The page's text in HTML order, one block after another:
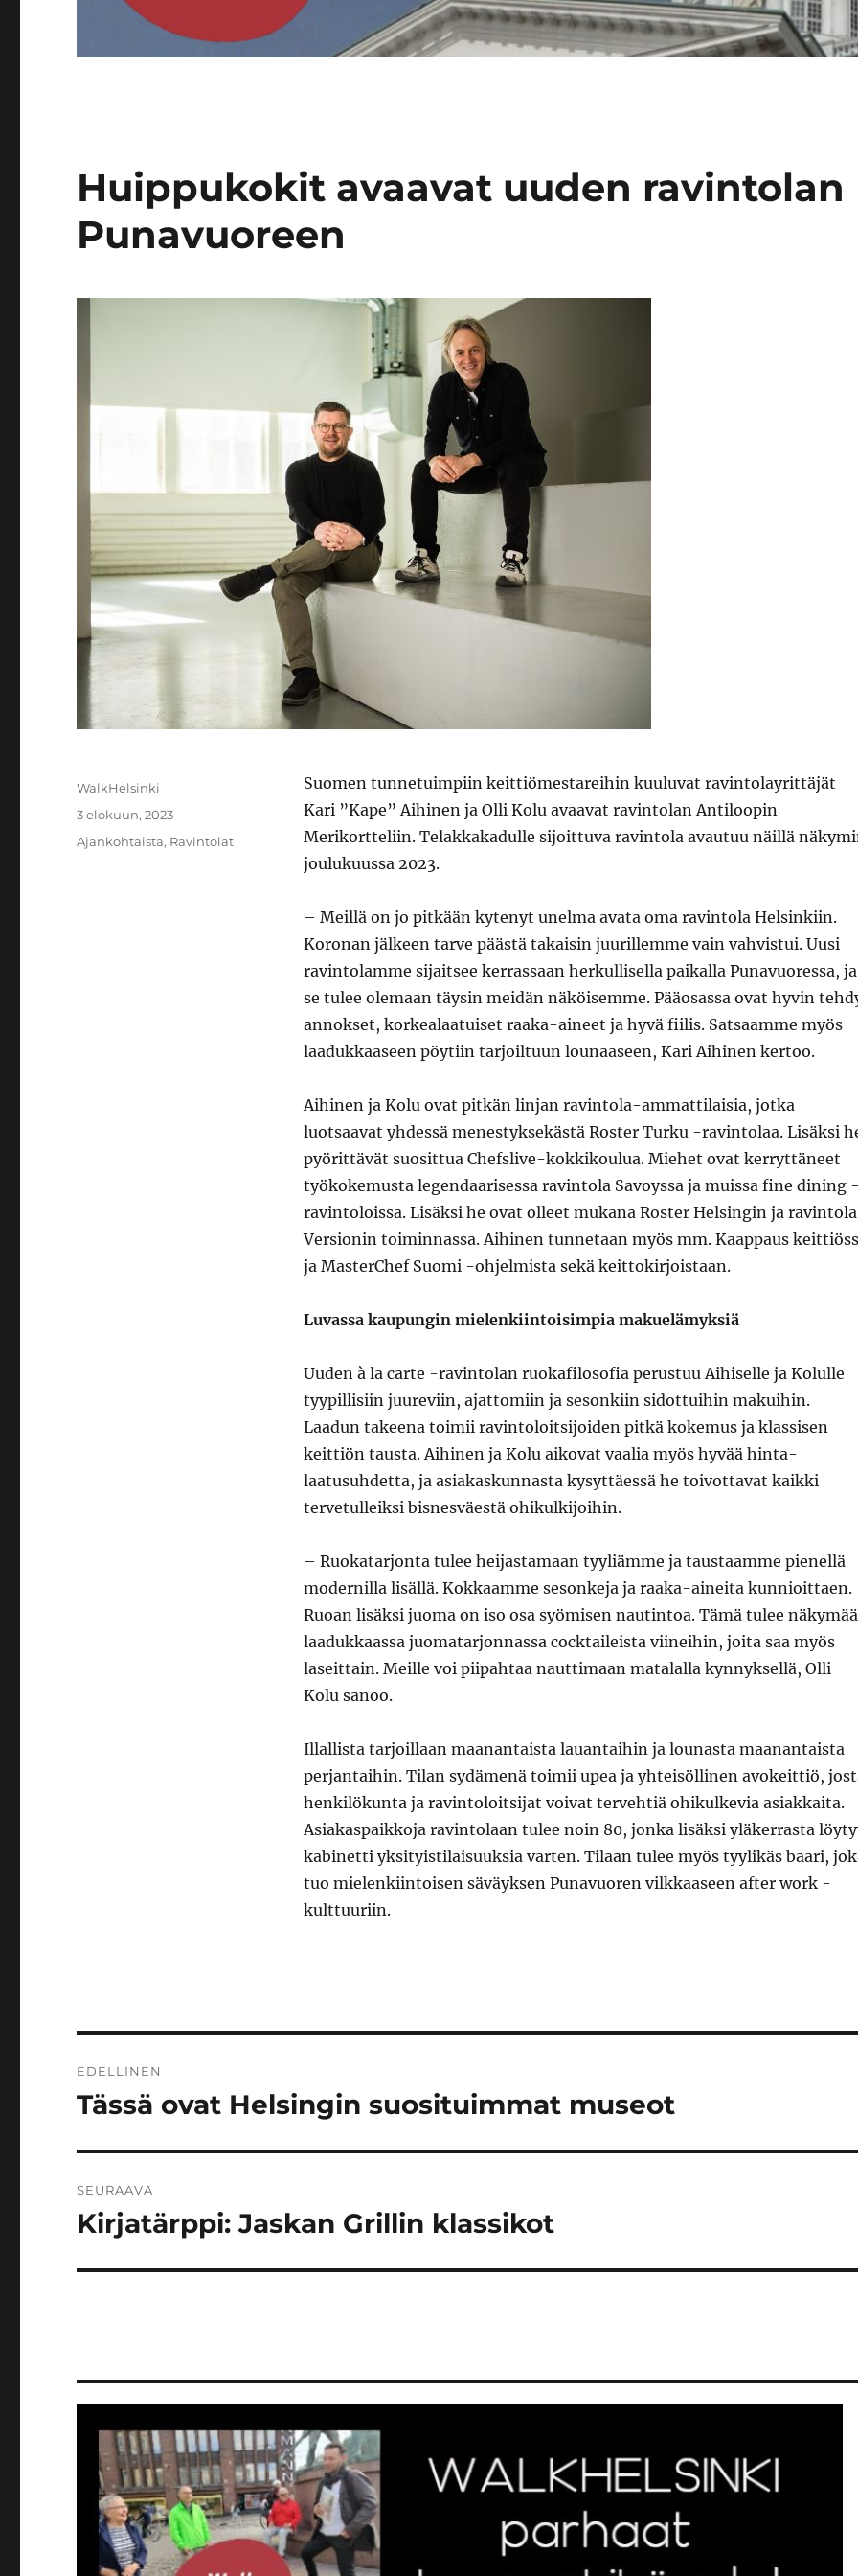
Huippukokit avaavat uuden ravintolan
Punavuoreen
Suomen tunnetuimpiin keittiömestareihin kuuluvat ravintolayrittäjät
Kari ”Kape” Aihinen ja Olli Kolu avaavat ravintolan Antiloopin
Merikortteliin. Telakkakadulle sijoittuva ravintola avautuu näillä
joulukuussa 2023.
– Meillä on jo pitkään kytenyt unelma avata oma ravintola Helsinkiin.
Koronan jälkeen tarve päästä takaisin juurillemme vain vahvistui. Uusi
ravintolamme sijaitsee kerrassaan herkullisella paikalla Punavuoressa, ja
se tulee olemaan täysin meidän näköisemme. Pääosassa ovat hyvin
annokset, korkealaatuiset raaka-aineet ja hyvä fiilis. Satsaamme myös
laadukkaaseen pöytiin tarjoiltuun lounaaseen, Kari Aihinen kertoo.
Aihinen ja Kolu ovat pitkän linjan ravintola-ammattilaisia, jotka
luotsaavat yhdessä menestyksekästä Roster Turku -ravintolaa. Lisäksi
pyörittävät suosittua Chefslive-kokkikoulua. Miehet ovat kerryttäneet
työkokemusta legendaarisessa ravintola Savoyssa ja muissa fine dining
ravintoloissa. Lisäksi he ovat olleet mukana Roster Helsingin ja ravintola
Versionin toiminnassa. Aihinen tunnetaan myös mm. Kaappaus
ja MasterChef Suomi -ohjelmista sekä keittokirjoistaan.
Luvassa kaupungin mielenkiintoisimpia makuelämyksiä
Uuden à la carte -ravintolan ruokafilosofia perustuu Aihiselle ja Kolulle
tyypillisiin juureviin, ajattomiin ja sesonkiin sidottuihin makuihin.
Laadun takeena toimii ravintoloitsijoiden pitkä kokemus ja klassisen
keittiön tausta. Aihinen ja Kolu aikovat vaalia myös hyvää hinta-
laatusuhdetta, ja asiakaskunnasta kysyttäessä he toivottavat kaikki
tervetulleiksi bisnesväestä ohikulkijoihin.
– Ruokatarjonta tulee heijastamaan tyyliämme ja taustaamme pienellä
modernilla lisällä. Kokkaamme sesonkeja ja raaka-aineita kunnioittaen.
Ruoan lisäksi juoma on iso osa syömisen nautintoa. Tämä tulee
laadukkaassa juomatarjonnassa cocktaileista viineihin, joita saa myös
laseittain. Meille voi piipahtaa nauttimaan matalalla kynnyksellä, Olli
Kolu sanoo.
Illallista tarjoillaan maanantaista lauantaihin ja lounasta maanantaista
perjantaihin. Tilan sydämenä toimii upea ja yhteisöllinen avokeittiö,
henkilökunta ja ravintoloitsijat voivat tervehtiä ohikulkevia asiakkaita.
Asiakaspaikkoja ravintolaan tulee noin 80, jonka lisäksi yläkerrasta
kabinetti yksityistilaisuuksia varten. Tilaan tulee myös tyylikäs baari,
tuo mielenkiintoisen säväyksen Punavuoren vilkkaaseen after work -
kulttuuriin.
Kirjoittaja
WalkHelsinki
Julkaistu
3 elokuun, 2023
Kategoriat
Ajankohtaista, Ravintolat
selaus
EDELLINEN
Edellinen
Tässä ovat Helsingin suosituimmat museot
SEURAAVA
Seuraava
Kirjatärppi: Jaskan Grillin klassikot